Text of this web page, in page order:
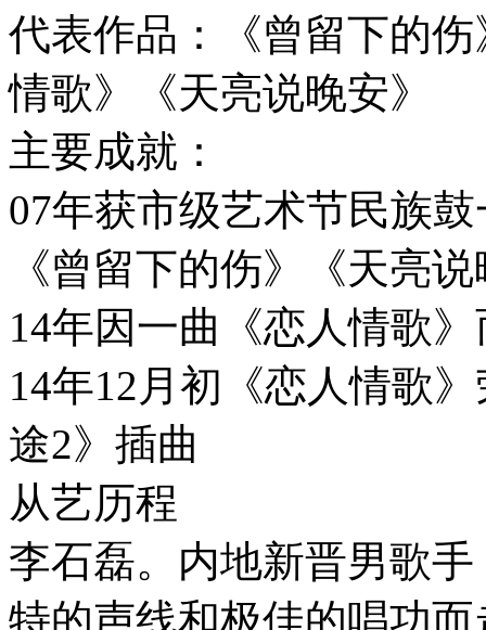
代表作品：《曾留下的
情歌》《天亮说晚安》
主要成就：
07年获市级艺术节民族
《曾留下的伤》《天亮
14年因一曲《恋人情歌
14年12月初《恋人情歌
途2》插曲
从艺历程
李石磊。内地新晋男歌
特的声线和极佳的唱功